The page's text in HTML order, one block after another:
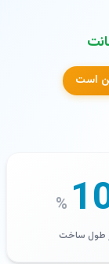
است
%
طول ساخت